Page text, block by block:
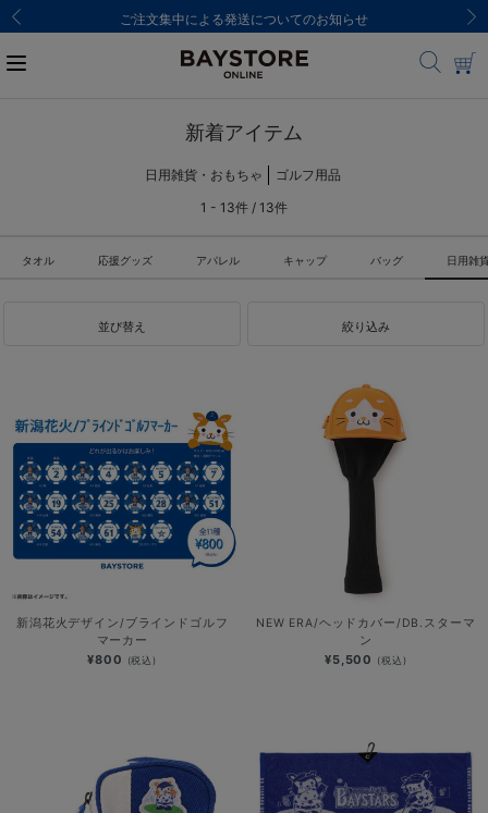
ご注文集中による発送についてのお知らせ
新着アイテム
日用雑貨・おもちゃ
ゴルフ用品
1 - 13件 / 13件
タオル 応援グッズ アパレル キャップ バッグ 日用雑
並び替え 絞り込み
新潟花火デザイン/ブラインドゴルフ
マーカー
¥800 (税込)
NEW ERA/ヘッドカバー/DB.スターマ
ン
¥5,500 (税込)